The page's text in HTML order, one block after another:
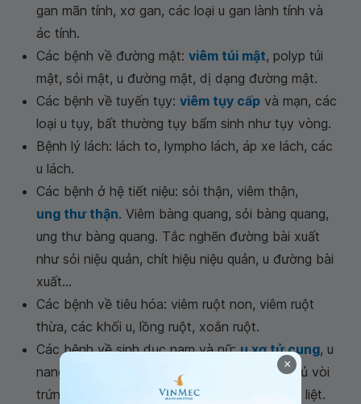
gan mãn tính, xơ gan, các loại u gan lành tính và
ác tính.
Các bệnh về đường mật: viêm túi mật, polyp túi
mật, sỏi mật, u đường mật, dị dạng đường mật.
Các bệnh về tuyến tụy: viêm tụy cấp và mạn, các
loại u tụy, bất thường tụy bẩm sinh như tụy vòng.
Bệnh lý lách: lách to, lympho lách, áp xe lách, các
u lách.
Các bệnh ở hệ tiết niệu: sỏi thận, viêm thận,
ung thư thận. Viêm bàng quang, sỏi bàng quang,
ung thư bàng quang. Tắc nghẽn đường bài xuất
như sỏi niệu quản, chít hiệu niệu quản, u đường bài
xuất...
Các bệnh về tiêu hóa: viêm ruột non, viêm ruột
thừa, các khối u, lồng ruột, xoắn ruột.
Các bệnh về sinh dục nam và nữ:u xơ tử cung, u
nang buồng trứng, ung thư buồng trứng, ứ mủ vòi
trứng, viêm tiền liệt tuyến, ung thư tuyến tiền liệt.
×